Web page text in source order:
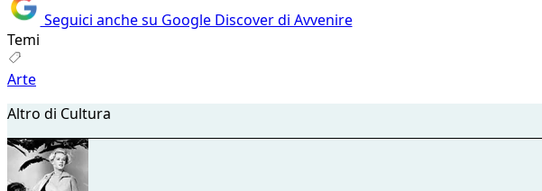
Seguici anche su Google Discover di Avvenire
Temi
Arte
Altro di Cultura